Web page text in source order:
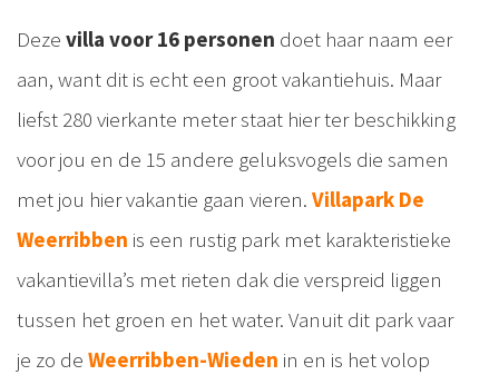
Deze villa voor 16 personen doet haar naam eer
aan, want dit is echt een groot vakantiehuis. Maar
liefst 280 vierkante meter staat hier ter beschikking
voor jou en de 15 andere geluksvogels die samen
met jou hier vakantie gaan vieren. Villapark De
Weerribben is een rustig park met karakteristieke
vakantievilla’s met rieten dak die verspreid liggen
tussen het groen en het water. Vanuit dit park vaar
je zo de Weerribben-Wieden in en is het volop